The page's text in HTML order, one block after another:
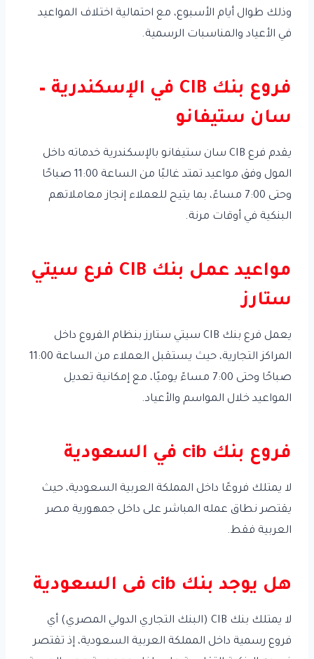
وذلك طوال أيام الأسبوع، مع احتمالية اختلاف المواعيد
في الأعياد والمناسبات الرسمية.
فروع بنك CIB في الإسكندرية –
سان ستيفانو
يقدم فرع CIB سان ستيفانو بالإسكندرية خدماته داخل
المول وفق مواعيد تمتد غالبًا من الساعة 11:00 صباحًا
وحتى 7:00 مساءً، بما يتيح للعملاء إنجاز معاملاتهم
البنكية في أوقات مرنة.
مواعيد عمل بنك CIB فرع سيتي
ستارز
يعمل فرع بنك CIB سيتي ستارز بنظام الفروع داخل
المراكز التجارية، حيث يستقبل العملاء من الساعة 11:00
صباحًا وحتى 7:00 مساءً يوميًا، مع إمكانية تعديل
المواعيد خلال المواسم والأعياد.
فروع بنك cib في السعودية
لا يمتلك فروعًا داخل المملكة العربية السعودية، حيث
يقتصر نطاق عمله المباشر على داخل جمهورية مصر
العربية فقط.
هل يوجد بنك cib فى السعودية
لا يمتلك بنك CIB (البنك التجاري الدولي المصري) أي
فروع رسمية داخل المملكة العربية السعودية، إذ تقتصر